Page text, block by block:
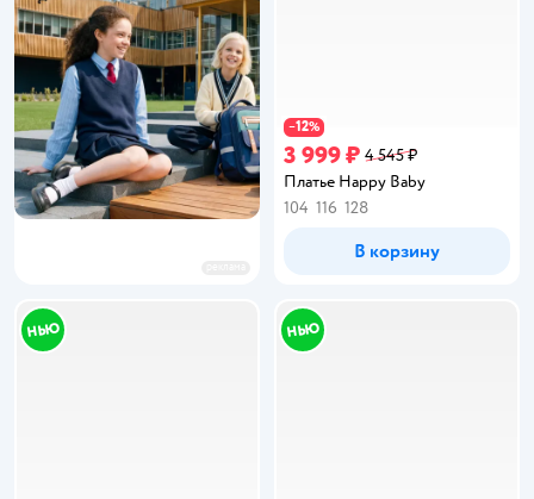
−12%
3 999 ₽ 4 545 ₽
Платье Happy Baby
104 116 128
В корзину